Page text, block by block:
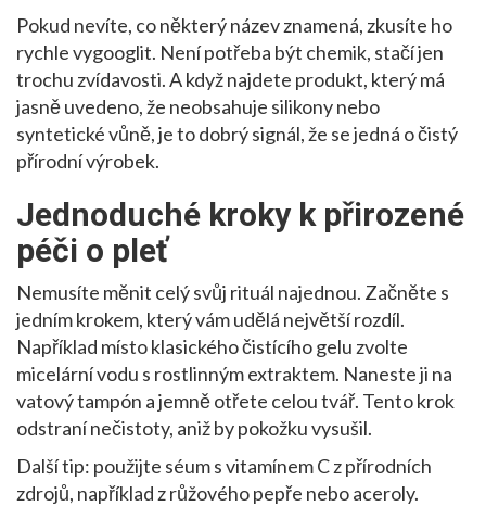
Pokud nevíte, co některý název znamená, zkusíte ho
rychle vygooglit. Není potřeba být chemik, stačí jen
trochu zvídavosti. A když najdete produkt, který má
jasně uvedeno, že neobsahuje silikony nebo
syntetické vůně, je to dobrý signál, že se jedná o čistý
přírodní výrobek.
Jednoduché kroky k přirozené
péči o pleť
Nemusíte měnit celý svůj rituál najednou. Začněte s
jedním krokem, který vám udělá největší rozdíl.
Například místo klasického čistícího gelu zvolte
micelární vodu s rostlinným extraktem. Naneste ji na
vatový tampón a jemně otřete celou tvář. Tento krok
odstraní nečistoty, aniž by pokožku vysušil.
Další tip: použijte séum s vitamínem C z přírodních
zdrojů, například z růžového pepře nebo aceroly.